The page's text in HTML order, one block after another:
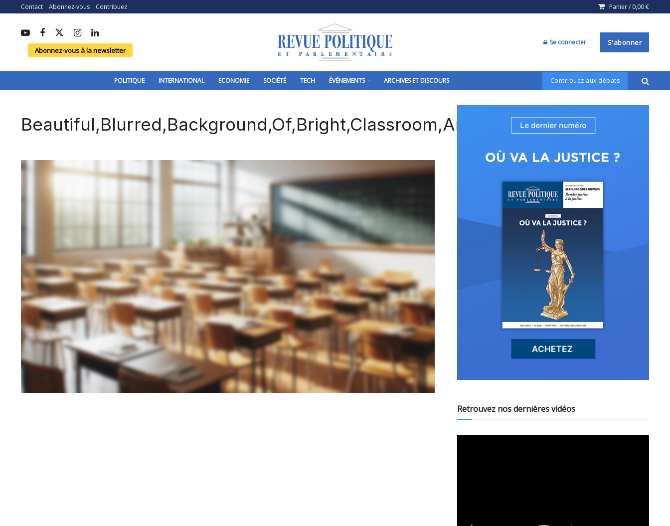
Contact Abonnez-vous Contribuez Panier / 0,00€
Abonnez-vous à la newsletter
Se connecter S'abonner
POLITIQUE INTERNATIONAL ECONOMIE SOCIÉTÉ TECH ÉVÉNEMENTS ARCHIVES ET DISCOURS Contribuez aux débats
Beautiful,Blurred,Background,Of,Bright,Classroom,And,Study,Room,With
Retrouvez nos dernières vidéos